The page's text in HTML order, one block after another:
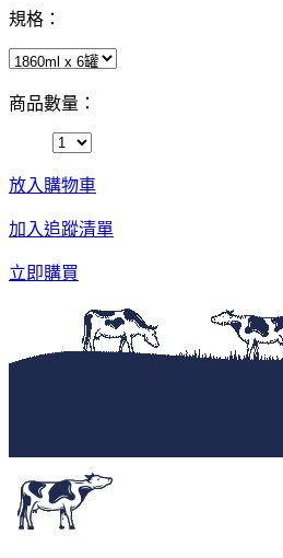
規格：
商品數量：
放入購物車
加入追蹤清單
立即購買